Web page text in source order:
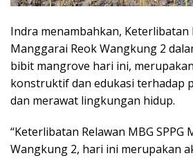
Indra menambahkan, Keterlibatan
Manggarai Reok Wangkung 2
bibit mangrove hari ini,
konstruktif dan edukasi terhadap
dan merawat lingkungan hidup.
“Keterlibatan Relawan MBG SPPG
Wangkung 2, hari ini merupakan